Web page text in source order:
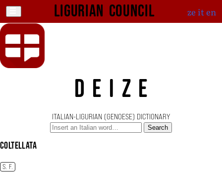
Ligurian Council ze iten
DEIZE
ITALIAN-LIGURIAN (GENOESE) DICTIONARY
Search
coltellata
S. F.